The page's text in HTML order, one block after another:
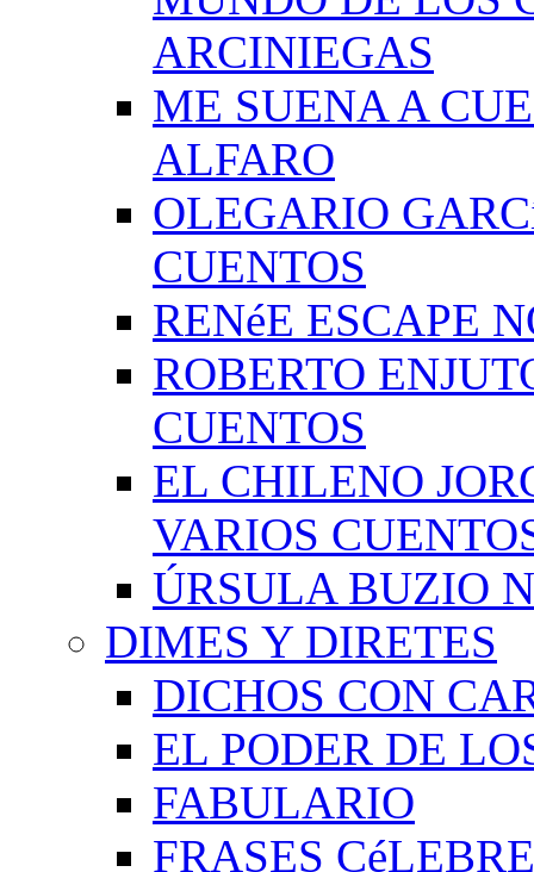
ARCINIEGAS
ME SUENA A
ALFARO
OLEGARIO
CUENTOS
RENéE ESCAPE
ROBERTO
CUENTOS
EL CHILENO
VARIOS
ÚRSULA BUZIO
DIMES Y DIRETES
DICHOS CON
EL PODER DE
FABULARIO
FRASES